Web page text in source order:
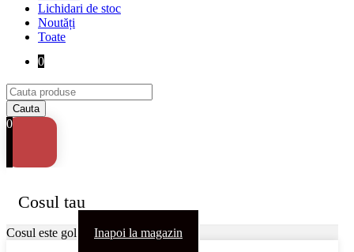
Lichidari de stoc
Noutăți
Toate
0
0
Cosul tau
Cosul este gol Inapoi la magazin